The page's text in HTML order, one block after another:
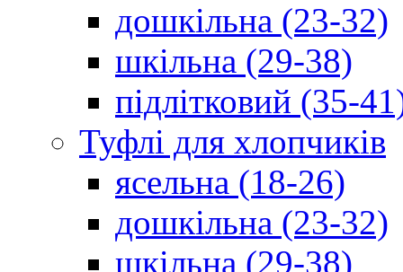
дошкільна (23-32)
шкільна (29-38)
підлітковий (35-
Туфлі для хлопчиків
ясельна (18-26)
дошкільна (23-32)
шкільна (29-38)